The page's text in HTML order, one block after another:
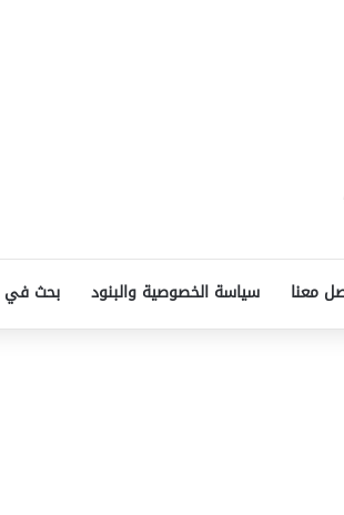
معنا سياسة الخصوصية والبنود بحث في